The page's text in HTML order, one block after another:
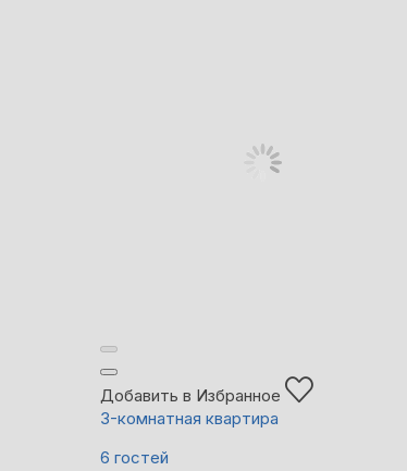
Добавить в Избранное
3-комнатная квартира
6 гостей